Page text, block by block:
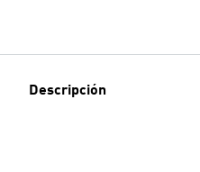
Descripción